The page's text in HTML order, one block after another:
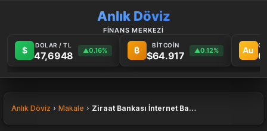
Anlık Döviz
FİNANS MERKEZİ
$ DOLAR / TL
47,6948 ▲0.16% ₿ BİTCOİN
$64.917 ▲0.12% Au
Anlık Döviz Makale Ziraat Bankası İnternet Bankacılığı Şifre Alma Yöntemi